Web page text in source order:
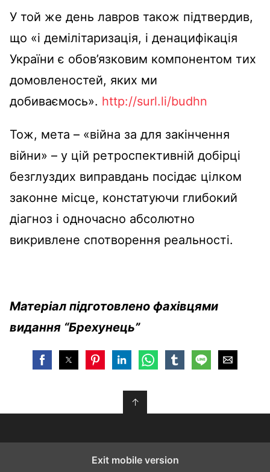
У той же день лавров також підтвердив,
що «і демілітаризація, і денацифікація
України є обов’язковим компонентом тих
домовленостей, яких ми
добиваємось». http://surl.li/budhn
Тож, мета – «війна за для закінчення
війни» – у цій ретроспективній добірці
безглуздих виправдань посідає цілком
законне місце, констатуючи глибокий
діагноз і одночасно абсолютно
викривлене спотворення реальності.
Матеріал підготовлено фахівцями
видання “Брехунець”
↑
Exit mobile version